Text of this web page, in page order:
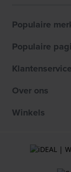
Populaire
Populaire
Klantenservice
Over ons
Winkels